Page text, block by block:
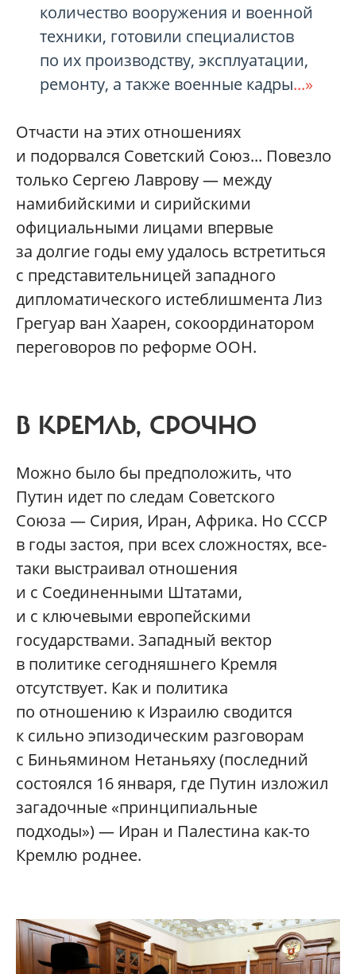
количество вооружения и военной
техники, готовили специалистов
по их производству, эксплуатации,
ремонту, а также военные кадры...»
Отчасти на этих отношениях
и подорвался Советский Союз... Повезло
только Сергею Лаврову — между
намибийскими и сирийскими
официальными лицами впервые
за долгие годы ему удалось встретиться
с представительницей западного
дипломатического истеблишмента Лиз
Грегуар ван Хаарен, сокоординатором
переговоров по реформе ООН.
В КРЕМЛЬ, СРОЧНО
Можно было бы предположить, что
Путин идет по следам Советского
Союза — Сирия, Иран, Африка. Но СССР
в годы застоя, при всех сложностях, все-
таки выстраивал отношения
и с Соединенными Штатами,
и с ключевыми европейскими
государствами. Западный вектор
в политике сегодняшнего Кремля
отсутствует. Как и политика
по отношению к Израилю сводится
к сильно эпизодическим разговорам
с Биньямином Нетаньяху (последний
состоялся 16 января, где Путин изложил
загадочные «принципиальные
подходы») — Иран и Палестина как-то
Кремлю роднее.